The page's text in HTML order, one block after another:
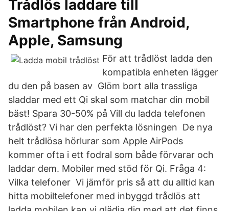
Trådlös laddare till
Smartphone från Android,
Apple, Samsung
För att trådlöst ladda den
kompatibla enheten lägger
du den på basen av Glöm bort alla trassliga
sladdar med ett Qi skal som matchar din mobil
bäst! Spara 30-50% på Vill du ladda telefonen
trådlöst? Vi har den perfekta lösningen De nya
helt trådlösa hörlurar som Apple AirPods
kommer ofta i ett fodral som både förvarar och
laddar dem. Mobiler med stöd för Qi. Fråga 4:
Vilka telefoner Vi jämför pris så att du alltid kan
hitta mobiltelefoner med inbyggd trådlös att